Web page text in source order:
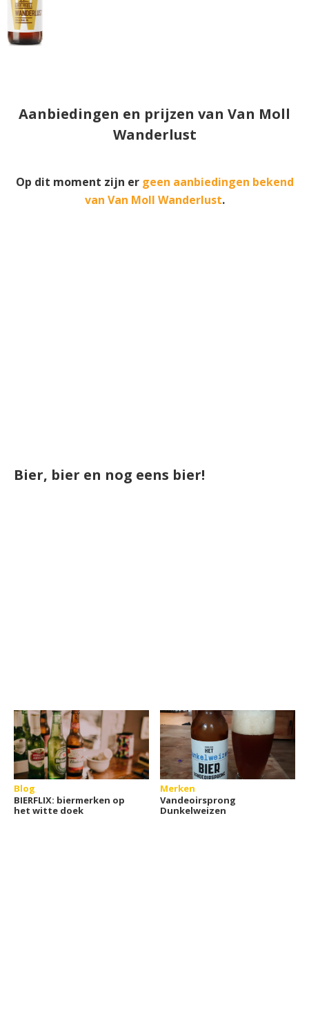
Aanbiedingen en prijzen van Van Moll
Wanderlust
Op dit moment zijn er geen aanbiedingen bekend
van Van Moll Wanderlust.
Bier, bier en nog eens bier!
Blog
BIERFLIX: biermerken op
het witte doek
Merken
Vandeoirsprong
Dunkelweizen